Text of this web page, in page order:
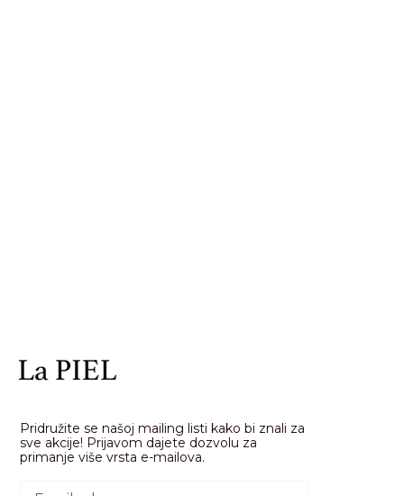
Pridružite se našoj mailing listi kako bi znali za
sve akcije! Prijavom dajete dozvolu za
primanje više vrsta e-mailova.